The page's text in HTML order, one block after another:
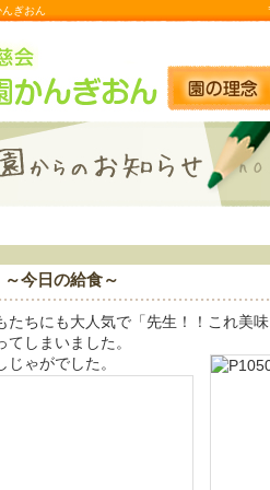
ぎおん
今日の給食～
たちにも大人気で「先生！！これ美
しまいました。
ゃがでした。